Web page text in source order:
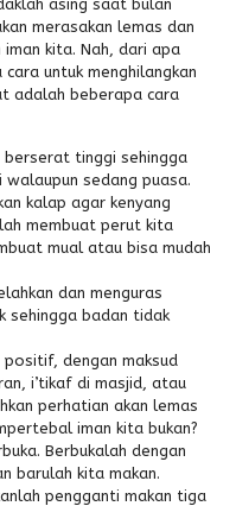
asing saat bulan
merasakan lemas dan
kita. Nah, dari apa
untuk menghilangkan
adalah beberapa cara
berserat tinggi sehingga
sedang puasa.
kalap agar kenyang
membuat perut kita
mual atau bisa mudah
dan menguras
sehingga badan tidak
dengan maksud
i’tikaf di masjid, atau
perhatian akan lemas
iman kita bukan?
Berbukalah dengan
barulah kita makan.
pengganti makan tiga